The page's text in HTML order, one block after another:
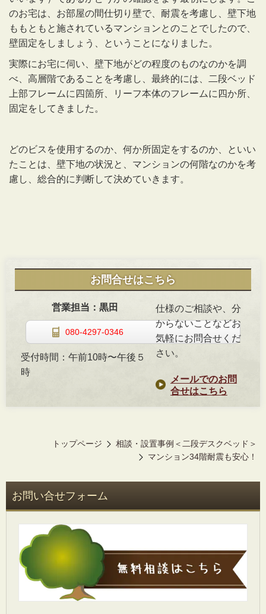
のお宅は、お部屋の間仕切り壁で、耐震を考慮し、壁下地
ももともと施されているマンションとのことでしたので、
壁固定をしましょう、ということになりました。
実際にお宅に伺い、壁下地がどの程度のものなのかを調
べ、高層階であることを考慮し、最終的には、二段ベッド
上部フレームに四箇所、リーフ本体のフレームに四か所、
固定をしてきました。
どのビスを使用するのか、何か所固定をするのか、といい
たことは、壁下地の状況と、マンションの何階なのかを考
慮し、総合的に判断して決めていきます。
お問合せはこちら
仕様のご相談や、分
からないことなどお
気軽にお問合せくだ
さい。
メールでのお問
合せはこちら
営業担当：黒田
080-4297-0346
受付時間： 午前10時〜午後５
時
トップページ
相談・設置事例＜二段デスクベッド＞
マンション34階耐震も安心！
お問い合せフォーム